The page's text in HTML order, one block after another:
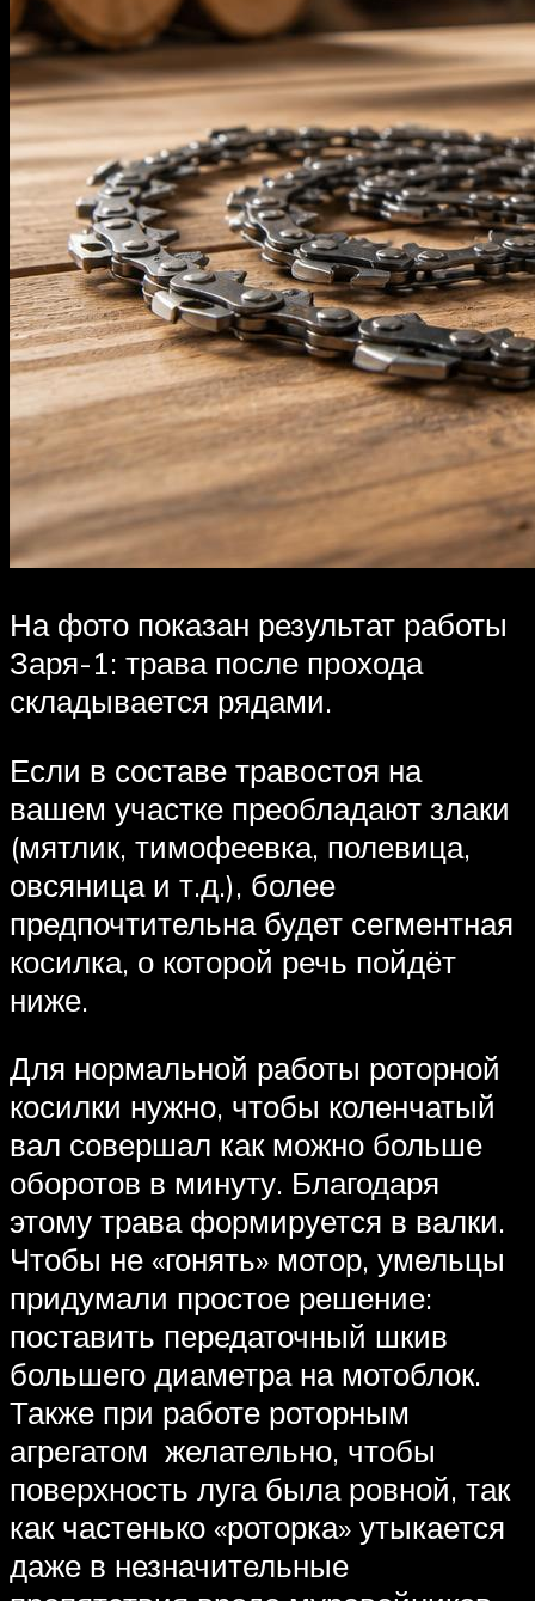
На фото показан результат работы
Заря-1: трава после прохода
складывается рядами.
Если в составе травостоя на
вашем участке преобладают злаки
(мятлик, тимофеевка, полевица,
овсяница и т.д.), более
предпочтительна будет сегментная
косилка, о которой речь пойдёт
ниже.
Для нормальной работы роторной
косилки нужно, чтобы коленчатый
вал совершал как можно больше
оборотов в минуту. Благодаря
этому трава формируется в валки.
Чтобы не «гонять» мотор, умельцы
придумали простое решение:
поставить передаточный шкив
большего диаметра на мотоблок.
Также при работе роторным
агрегатом желательно, чтобы
поверхность луга была ровной, так
как частенько «роторка» утыкается
даже в незначительные